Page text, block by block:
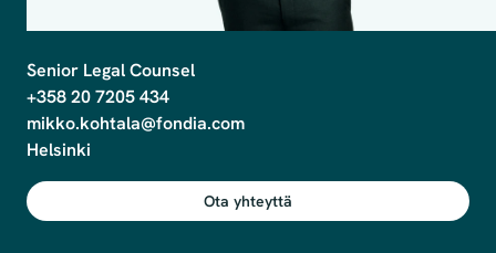
Senior Legal Counsel
+358 20 7205 434
mikko.kohtala@fondia.com
Ota yhteyttä